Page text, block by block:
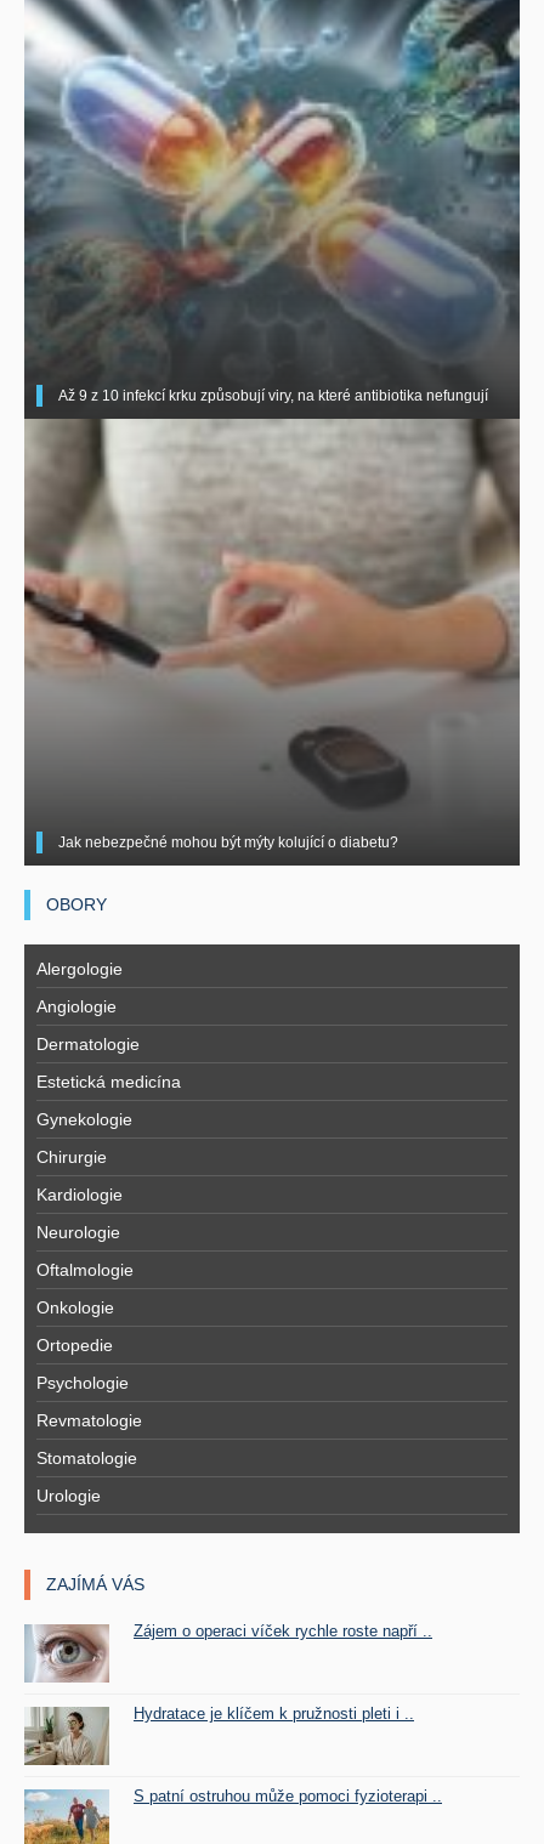
Až 9 z 10 infekcí krku způsobují viry, na které antibiotika nefungují
Jak nebezpečné mohou být mýty kolující o diabetu?
OBORY
Alergologie
Angiologie
Dermatologie
Estetická medicína
Gynekologie
Chirurgie
Kardiologie
Neurologie
Oftalmologie
Onkologie
Ortopedie
Psychologie
Revmatologie
Stomatologie
Urologie
ZAJÍMÁ VÁS
Zájem o operaci víček rychle roste napří ..
Hydratace je klíčem k pružnosti pleti i ..
S patní ostruhou může pomoci fyzioterapi ..